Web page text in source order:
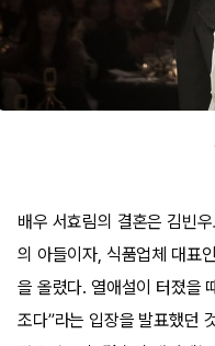
배우 서효림의 결혼은 김빈
의 아들이자, 식품업체 대표
을 올렸다. 열애설이 터졌을
조다”라는 입장을 발표했던